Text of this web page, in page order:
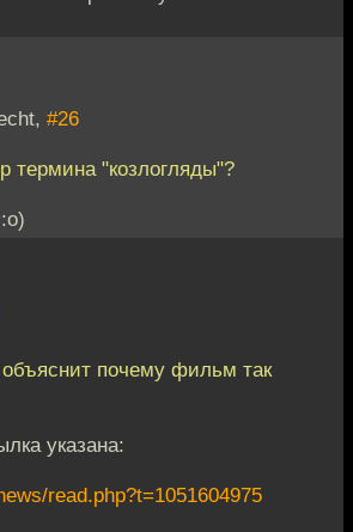
#26
термина "козлогляды"?
почему фильм так
указана:
read.php?t=1051604975